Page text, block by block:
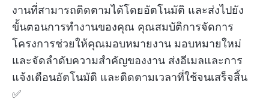
งานที่สามารถติดตามได้โดยอัตโนมัติ และส่งไปยัง
ขั้นตอนการทำงานของคุณ คุณสมบัติการจัดการ
โครงการช่วยให้คุณมอบหมายงาน มอบหมายใหม่
และจัดลำดับความสำคัญของงาน ส่งอีเมลและการ
แจ้งเตือนอัตโนมัติ และติดตามเวลาที่ใช้จนเสร็จสิ้น
✅